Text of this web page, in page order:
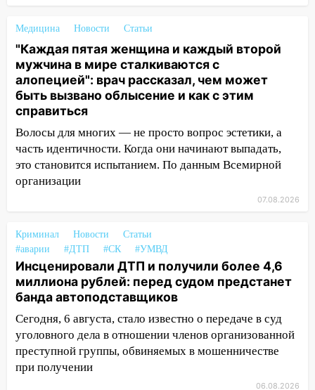
12:31
Ульяновец хотел купить иномарку
из Европы и потерял 760 тысяч рублей
12:20 В Чердаклинском районе
столкнулись «Лада» и Chevrolet:
пострадал 14-летний подросток
12:00 Где есть бензин в Ульяновске 7
августа: список АЗС
11:50 Заснул рядом с ребёнком и
случайно задушил его: суд вынес
11:38
В Ленинском районе пожар
полностью уничтожил дачный дом и
сарай
11:38 В Госдуме предложили отменить
ЕГЭ с 2027 года
11:25 В Ульяновске ИИ будет выявлять
нарушителей на контейнерных
площадках
Медицина Новости Статьи
"Каждая пятая женщина и каждый второй
мужчина в мире сталкиваются с
алопецией": врач рассказал, чем может
быть вызвано облысение и как с этим
справиться
Волосы для многих — не просто вопрос эстетики, а
часть идентичности. Когда они начинают выпадать,
это становится испытанием. По данным Всемирной
организации
07.08.2026
Криминал Новости
Статьи
#аварии
#ДТП #СК #УМВД
Инсценировали ДТП и получили более 4,6
миллиона рублей: перед судом предстанет
банда автоподставщиков
Сегодня, 6 августа, стало известно о передаче в суд
уголовного дела в отношении членов организованной
преступной группы, обвиняемых в мошенничестве
при получении
06.08.2026